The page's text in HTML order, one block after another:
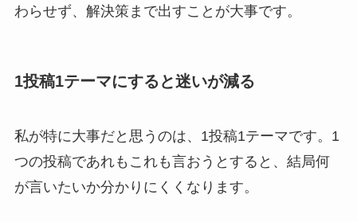
わらせず、解決策まで出すことが大事です。
1投稿1テーマにすると迷いが減る
私が特に大事だと思うのは、1投稿1テーマです。1
つの投稿であれもこれも言おうとすると、結局何
が言いたいか分かりにくくなります。